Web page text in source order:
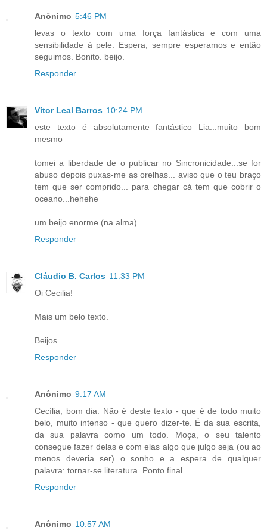
Anônimo 5:46 PM
levas o texto com uma força fantástica e com uma
sensibilidade à pele. Espera, sempre esperamos e então
seguimos. Bonito. beijo.
Responder
Vítor Leal Barros 10:24 PM
este texto é absolutamente fantástico Lia...muito bom
mesmo
tomei a liberdade de o publicar no Sincronicidade...se for
abuso depois puxas-me as orelhas... aviso que o teu braço
tem que ser comprido... para chegar cá tem que cobrir o
oceano...hehehe
um beijo enorme (na alma)
Responder
Cláudio B. Carlos 11:33 PM
Oi Cecilia!
Mais um belo texto.
Beijos
Responder
Anônimo 9:17 AM
Cecília, bom dia. Não é deste texto - que é de todo muito
belo, muito intenso - que quero dizer-te. É da sua escrita,
da sua palavra como um todo. Moça, o seu talento
consegue fazer delas e com elas algo que julgo seja (ou ao
menos deveria ser) o sonho e a espera de qualquer
palavra: tornar-se literatura. Ponto final.
Responder
Anônimo 10:57 AM